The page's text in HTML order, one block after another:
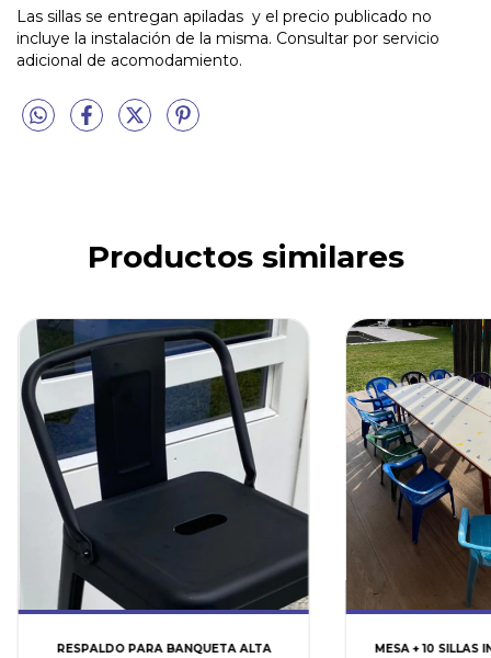
Las sillas se entregan apiladas y el precio publicado no
incluye la instalación de la misma. Consultar por servicio
adicional de acomodamiento.
Productos similares
RESPALDO PARA BANQUETA ALTA
MESA + 10 SILLAS